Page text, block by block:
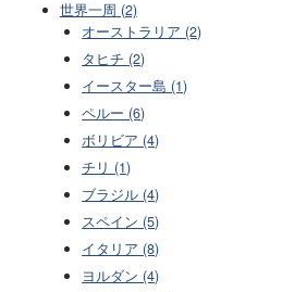
世界一周 (2)
オーストラリア (2)
タヒチ (2)
イースター島 (1)
ペルー (6)
ボリビア (4)
チリ (1)
ブラジル (4)
スペイン (5)
イタリア (8)
ヨルダン (4)